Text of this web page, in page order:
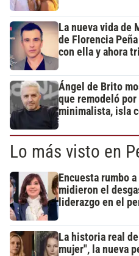
La nueva vida de
de Florencia
con ella y ahora
Ángel de Brito
que remodeló
minimalista, isla
Lo más visto en
Encuesta rumbo
midieron el
liderazgo en el
La historia real
mujer", la nueva